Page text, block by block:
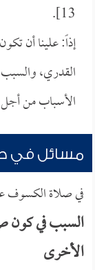
13].
إذاً: علينا أن
القدري،
الأسباب من
مسائل في
في صلاة الكسوف
السبب في
الأخرى